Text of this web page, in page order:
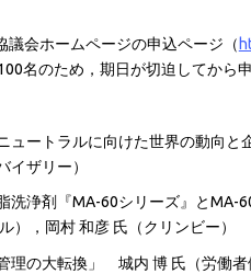
会ホームページの申込ページ（
名のため，期日が切迫してから
ュートラルに向けた世界の動向
イザリー）
洗浄剤『MA-60シリーズ』と
），岡村 和彦 氏（クリンビー）
理の大転換」 城内 博 氏（労働者